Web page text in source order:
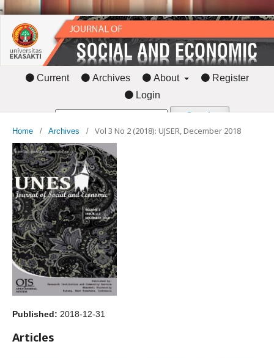
Current Archives About
Register
Login
Search
Home
/ Archives / Vol 3 No 2 (2018): UJSER, December 2018
Published: 2018-12-31
Articles